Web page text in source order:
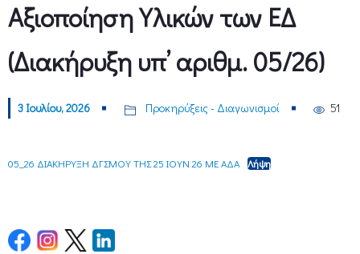
Αξιοποίηση Υλικών των ΕΔ
(Διακήρυξη υπ’ αριθμ. 05/26)
3 Ιουλίου, 2026 Προκηρύξεις - Διαγωνισμοί 51
05_26 ΔΙΑΚΗΡΥΞΗ ΔΓΣΜΟΥ ΤΗΣ 25 ΙΟΥΝ 26 ΜΕ ΑΔΑ Λήψη